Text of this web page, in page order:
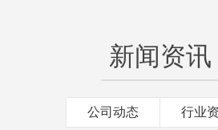
新闻资讯
公司动态 行业